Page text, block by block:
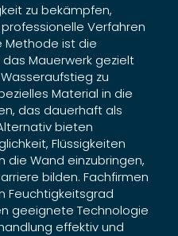
zu bekämpfen,
Verfahren
Methode ist die
Mauerwerk gezielt
zu
Material in die
das dauerhaft als
bieten
Flüssigkeiten
die Wand einzubringen,
bilden. Fachfirmen
Feuchtigkeitsgrad
geeignete Technologie
effektiv und